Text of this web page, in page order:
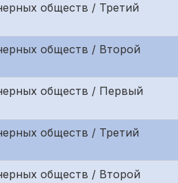
обществ / Третий
обществ / Второй
обществ / Первый
обществ / Третий
обществ / Второй